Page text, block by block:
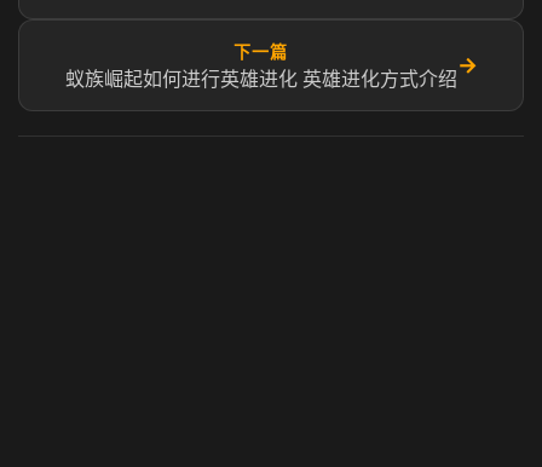
下一篇
蚁族崛起如何进行英雄进化 英雄进化方式介绍
→